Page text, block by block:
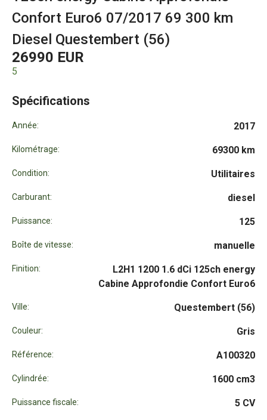
Confort Euro6 07/2017 69 300 km
Diesel Questembert (56)
26990 EUR
5
Spécifications
Année: 2017
Kilométrage: 69300 km
Condition: Utilitaires
Carburant: diesel
Puissance: 125
Boîte de vitesse: manuelle
Finition:
L2H1 1200 1.6 dCi 125ch energy
Cabine Approfondie Confort Euro6
Ville: Questembert (56)
Couleur: Gris
Référence: A100320
Cylindrée: 1600 cm3
Puissance fiscale: 5 CV